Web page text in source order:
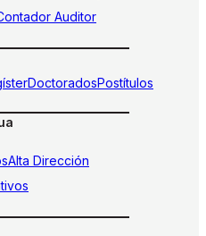
Auditor
DoctoradosPostítulos
Alta Dirección